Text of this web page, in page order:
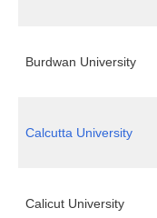
Burdwan University
Calcutta University
Calicut University